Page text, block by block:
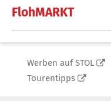
FlohMARKT
Werben auf STOL
Tourentipps